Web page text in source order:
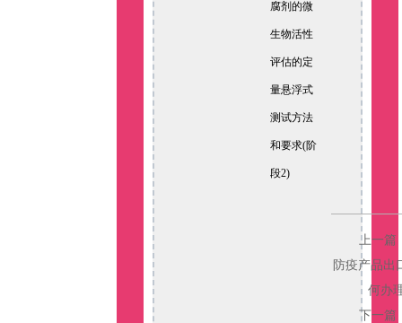
腐剂的微
生物活性
评估的定
量悬浮式
测试方法
和要求(阶
段2)
上一篇
防疫产品出
何办
下一篇